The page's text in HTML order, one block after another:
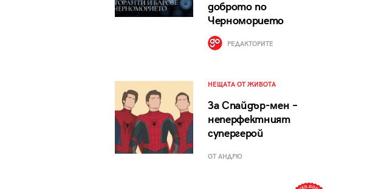
доброто по
Черноморието
РЕДАКТОРИТЕ
НЕЩАТА ОТ ЖИВОТА
За Спайдър-мен –
неперфектният
супергерой
ОТ АНДРЮ